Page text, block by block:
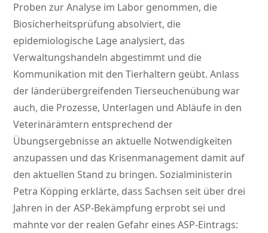
Proben zur Analyse im Labor genommen, die
Biosicherheitsprüfung absolviert, die
epidemiologische Lage analysiert, das
Verwaltungshandeln abgestimmt und die
Kommunikation mit den Tierhaltern geübt. Anlass
der länderübergreifenden Tierseuchenübung war
auch, die Prozesse, Unterlagen und Abläufe in den
Veterinärämtern entsprechend der
Übungsergebnisse an aktuelle Notwendigkeiten
anzupassen und das Krisenmanagement damit auf
den aktuellen Stand zu bringen. Sozialministerin
Petra Köpping erklärte, dass Sachsen seit über drei
Jahren in der ASP-Bekämpfung erprobt sei und
mahnte vor der realen Gefahr eines ASP-Eintrags: